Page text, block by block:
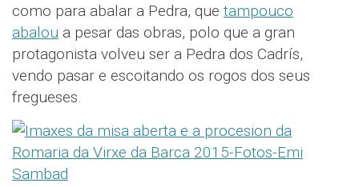
como para abalar a Pedra, que tampouco
abalou a pesar das obras, polo que a gran
protagonista volveu ser a Pedra dos Cadrís,
vendo pasar e escoitando os rogos dos seus
fregueses.